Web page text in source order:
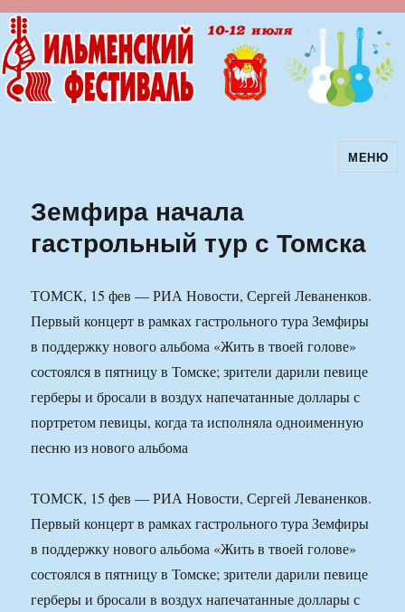
Ильменский фестиваль авторскойМЕНЮ
Земфира начала
гастрольный тур с Томска
ТОМСК, 15 фев — РИА Новости, Сергей Леваненков.
Первый концерт в рамках гастрольного тура Земфиры
в поддержку нового альбома «Жить в твоей голове»
состоялся в пятницу в Томске; зрители дарили певице
герберы и бросали в воздух напечатанные доллары с
портретом певицы, когда та исполняла одноименную
песню из нового альбома
ТОМСК, 15 фев — РИА Новости, Сергей Леваненков.
Первый концерт в рамках гастрольного тура Земфиры
в поддержку нового альбома «Жить в твоей голове»
состоялся в пятницу в Томске; зрители дарили певице
герберы и бросали в воздух напечатанные доллары с